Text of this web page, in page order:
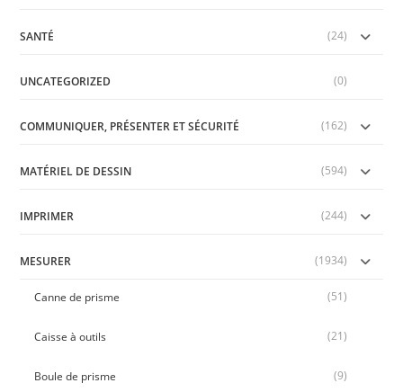
SANTÉ (24)
UNCATEGORIZED (0)
COMMUNIQUER, PRÉSENTER ET SÉCURITÉ (162)
MATÉRIEL DE DESSIN (594)
IMPRIMER (244)
MESURER (1934)
Canne de prisme (51)
Caisse à outils (21)
Boule de prisme (9)